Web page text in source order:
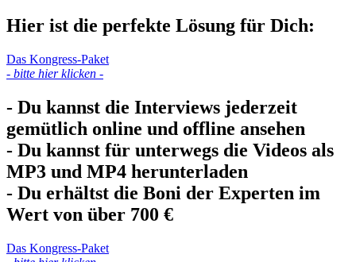
Hier ist die perfekte Lösung für Dich:
Das Kongress-Paket
- bitte hier klicken -
- Du kannst die Interviews jederzeit
gemütlich online und offline ansehen
- Du kannst für unterwegs die Videos als
MP3 und MP4 herunterladen
- Du erhältst die Boni der Experten im
Wert von über 700 €
Das Kongress-Paket